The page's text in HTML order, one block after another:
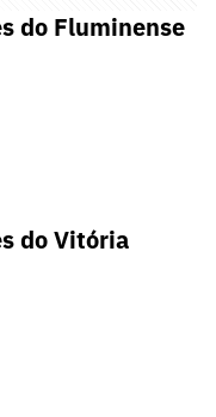
do Fluminense
do Vitória